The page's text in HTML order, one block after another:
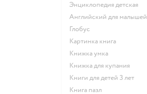
энциклопедия детская
английский для малышей
глобус
картинка книга
книжка умка
книжка для купания
книги для детей 3 лет
книга пазл